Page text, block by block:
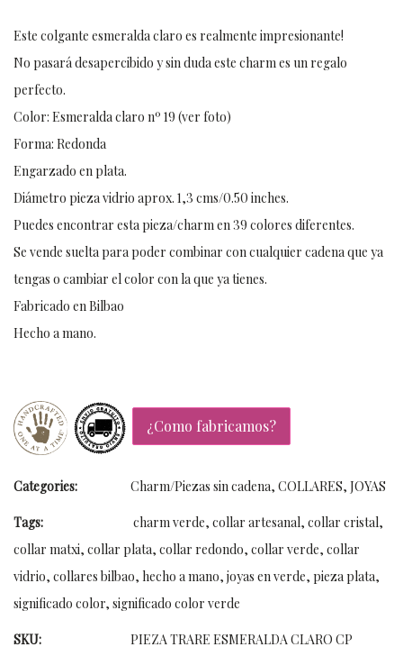
Este colgante esmeralda claro es realmente impresionante!
No pasará desapercibido y sin duda este charm es un regalo
perfecto.
Color: Esmeralda claro nº 19 (ver foto)
Forma: Redonda
Engarzado en plata.
Diámetro pieza vidrio aprox. 1,3 cms/0.50 inches.
Puedes encontrar esta pieza/charm en 39 colores diferentes.
Se vende suelta para poder combinar con cualquier cadena que ya
tengas o cambiar el color con la que ya tienes.
Fabricado en Bilbao
Hecho a mano.
¿Como fabricamos?
Categories: Charm/Piezas sin cadena, COLLARES, JOYAS
Tags: charm verde, collar artesanal, collar cristal,
collar matxi, collar plata, collar redondo, collar verde, collar
vidrio, collares bilbao, hecho a mano, joyas en verde, pieza plata,
significado color, significado color verde
SKU: PIEZA TRARE ESMERALDA CLARO CP